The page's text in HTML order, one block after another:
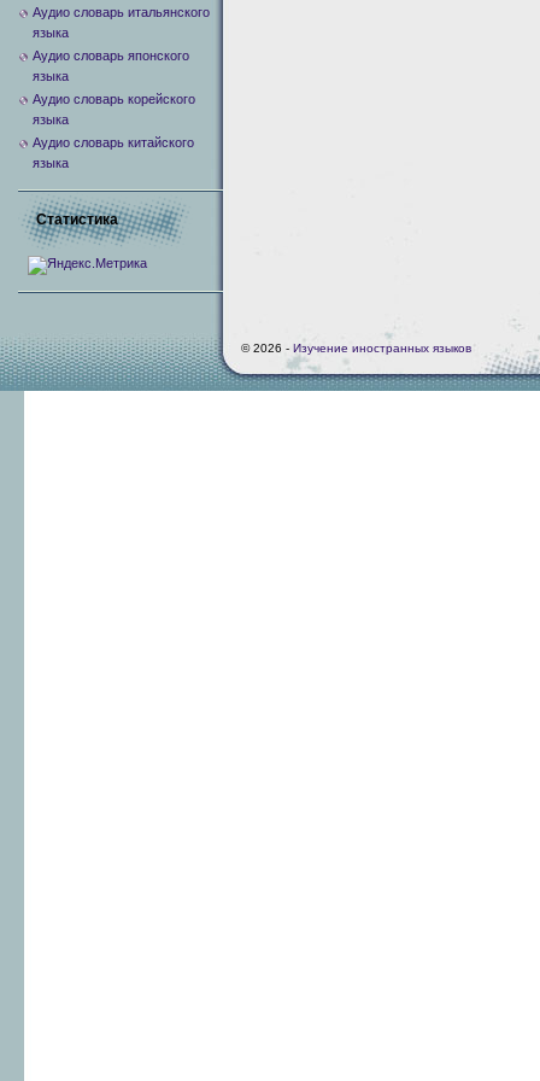
Аудио словарь итальянского
языка
Аудио словарь японского
языка
Аудио словарь корейского
языка
Аудио словарь китайского
языка
Статистика
© 2026 - Изучение иностранных языков